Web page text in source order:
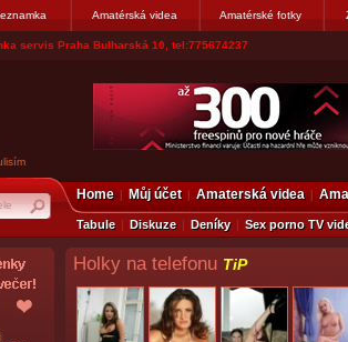
Amatérská videa Amatérské fotky
servis Praha Bulharská 10, tel:775674237
Home Můj účet Amaterská videa
Tabule Diskuze Deníky Sex porno TV
Holky na telefonu TiP